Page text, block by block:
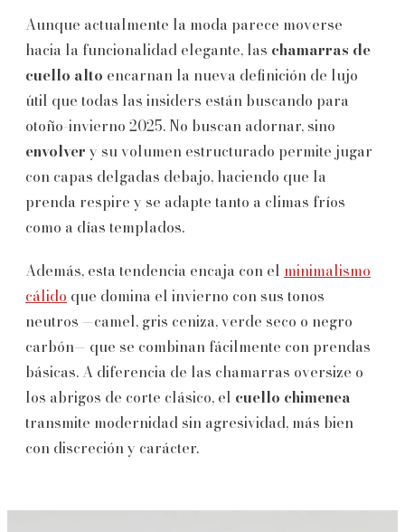
Aunque actualmente la moda parece moverse
hacia la funcionalidad elegante, las chamarras de
cuello alto encarnan la nueva definición de lujo
útil que todas las insiders están buscando para
otoño-invierno 2025. No buscan adornar, sino
envolver y su volumen estructurado permite jugar
con capas delgadas debajo, haciendo que la
prenda respire y se adapte tanto a climas fríos
como a días templados.
Además, esta tendencia encaja con el minimalismo
cálido que domina el invierno con sus tonos
neutros —camel, gris ceniza, verde seco o negro
carbón— que se combinan fácilmente con prendas
básicas. A diferencia de las chamarras oversize o
los abrigos de corte clásico, el cuello chimenea
transmite modernidad sin agresividad, más bien
con discreción y carácter.